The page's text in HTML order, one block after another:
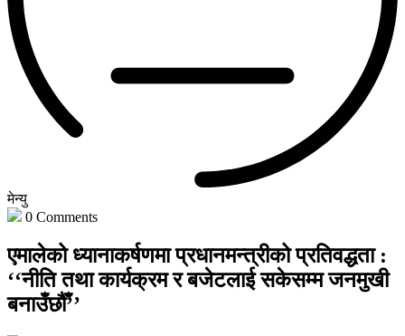
मेन्यु
0 Comments
एमालेको ध्यानाकर्षणमा प्रधानमन्त्रीको प्रतिवद्धता :
‘‘नीति तथा कार्यक्रम र बजेटलाई सकेसम्म जनमुखी
बनाउँछौँ’’